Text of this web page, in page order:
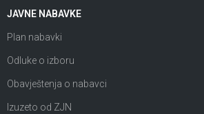
JAVNE NABAVKE
Plan nabavki
Odluke o izboru
Obavještenja o nabavci
Izuzeto od ZJN